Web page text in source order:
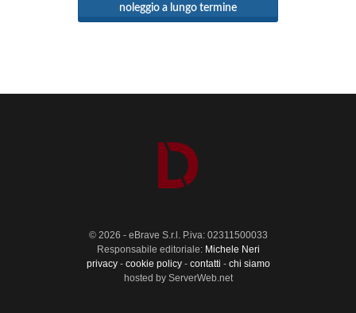
noleggio a lungo termine
© 2026 - eBrave S.r.l. P.iva: 02311500033
Responsabile editoriale: Michele Neri
privacy- cookie policy- contatti - chi siamo
hosted by ServerWeb.net